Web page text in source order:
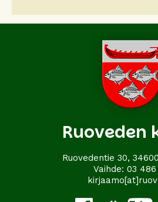
Ruoveden
Ruovedentie 30,
Vaihde: 03 486